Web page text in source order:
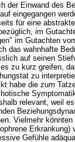
der Einwand des
eingegangen
für eine
im
im Gutachten
das wahnhafte
auf seinen
zu kurz greifen,
zu
habe die zum
relevant, weil
Vielmehr
Erkrankung)
Gefühle